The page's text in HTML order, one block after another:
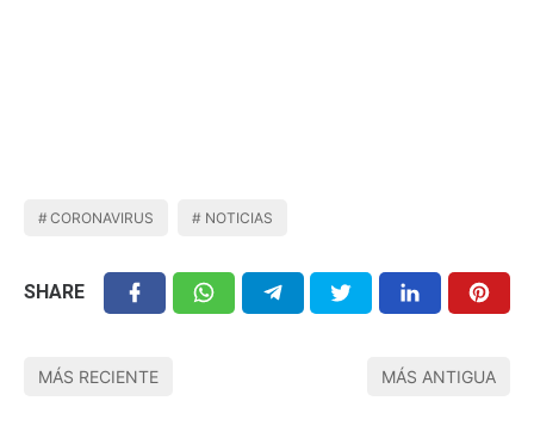
CORONAVIRUS NOTICIAS
SHARE
MÁS RECIENTE MÁS ANTIGUA